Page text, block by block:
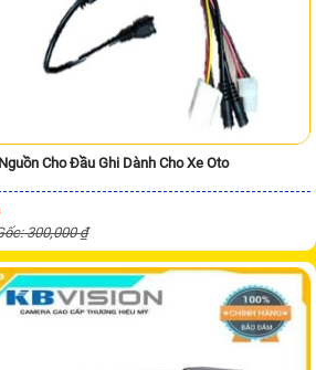
Cho Đầu Ghi Dành Cho Xe Oto
300,000 ₫